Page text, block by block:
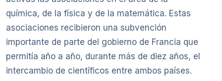
química, de la física y de la matemática. Estas
asociaciones recibieron una subvención
importante de parte del gobierno de Francia que
permitía año a año, durante más de diez años, el
intercambio de científicos entre ambos países.